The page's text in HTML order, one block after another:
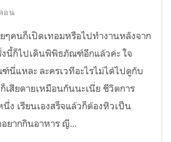
อน
ๆคนก็เปิดเทอมหรือไปทำงานหลังจาก
นี้ก็ไปเดินพิพิธภัณฑ์อีกแล้วค่ะ ใจ
แหละ ละครเวทีอะไรไม่ได้ไปดูกับ
เสียดายเหมือนกันนะเนี่ย ชีวิตการ
ง เรียนเองสร็จแล้วก็ต้องหิวเป็น
ยากกินอาหาร ญี...